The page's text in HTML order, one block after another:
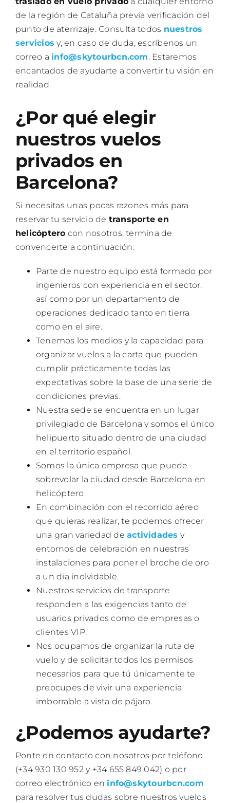
de la región de Cataluña previa verificación del
punto de aterrizaje. Consulta todos nuestros
servicios y, en caso de duda, escríbenos un
correo a info@skytourbcn.com. Estaremos
encantados de ayudarte a convertir tu visión en
realidad.
¿Por qué elegir
nuestros vuelos
privados en
Barcelona?
Si necesitas unas pocas razones más para
reservar tu servicio de transporte en
helicóptero con nosotros, termina de
convencerte a continuación:
Parte de nuestro equipo está formado por
ingenieros con experiencia en el sector,
así como por un departamento de
operaciones dedicado tanto en tierra
como en el aire.
Tenemos los medios y la capacidad para
organizar vuelos a la carta que pueden
cumplir prácticamente todas las
expectativas sobre la base de una serie de
condiciones previas.
Nuestra sede se encuentra en un lugar
privilegiado de Barcelona y somos el único
helipuerto situado dentro de una ciudad
en el territorio español.
Somos la única empresa que puede
sobrevolar la ciudad desde Barcelona en
helicóptero.
En combinación con el recorrido aéreo
que quieras realizar, te podemos ofrecer
una gran variedad deactividades y
entornos de celebración en nuestras
instalaciones para poner el broche de oro
a un día inolvidable.
Nuestros servicios de transporte
responden a las exigencias tanto de
usuarios privados como de empresas o
clientes VIP.
Nos ocupamos de organizar la ruta de
vuelo y de solicitar todos los permisos
necesarios para que tú únicamente te
preocupes de vivir una experiencia
imborrable a vista de pájaro.
¿Podemos ayudarte?
Ponte en contacto con nosotros por teléfono
(+34 930 130 952 y +34 655 849 042) o por
correo electrónico en info@skytourbcn.com
para resolver tus dudas sobre nuestros vuelos